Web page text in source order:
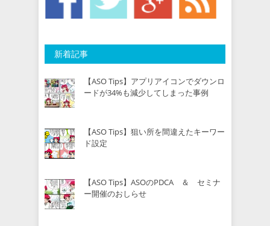
新着記事
【ASO Tips】アプリアイコンでダウンロ
ードが34%も減少してしまった事例
【ASO Tips】狙い所を間違えたキーワー
ド設定
【ASO Tips】ASOのPDCA ＆ セミナ
ー開催のおしらせ